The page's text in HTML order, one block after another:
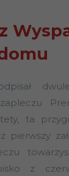
ta
pierwszy
z